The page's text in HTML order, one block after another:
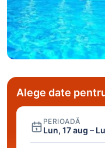
Alege date
PERIOADĂ
Lun, 17 aug –